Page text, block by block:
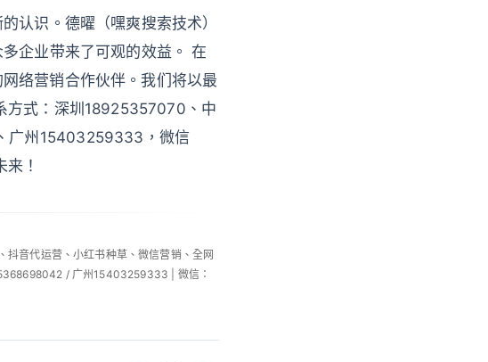
认识。德曜（嘿爽搜索技术）
企业带来了可观的效益。 在
络营销合作伙伴。我们将以最
方式：深圳18925357070、中
广州15403259333，微信
！
抖音代运营、小红书种草、微信营销、全网
/ 广州15403259333 | 微信：